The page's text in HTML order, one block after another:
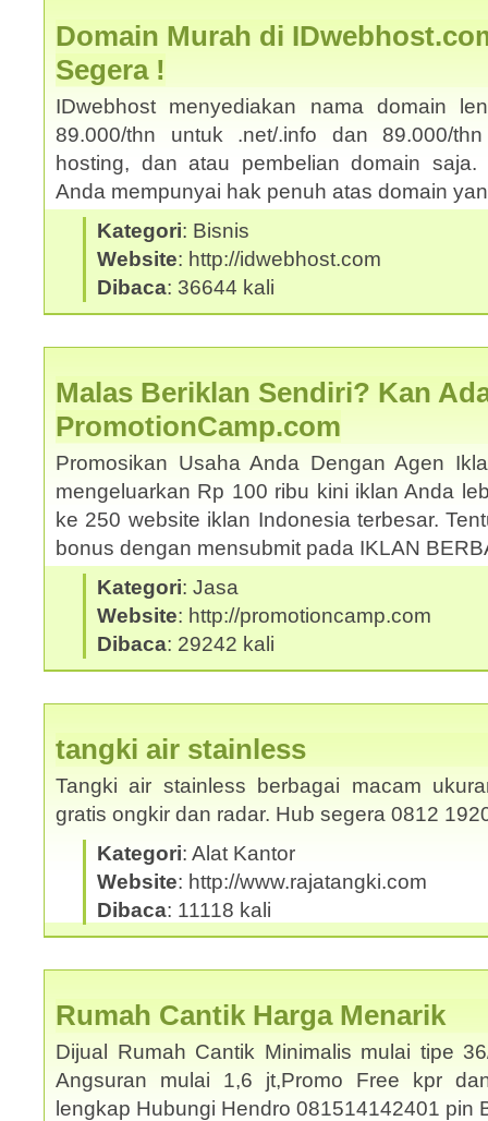
Domain Murah di
Segera !
IDwebhost menyediakan nama domain
89.000/thn untuk .net/.info dan 89.000/
hosting, dan atau pembelian domain saja.
Anda mempunyai hak penuh atas domain
Kategori: Bisnis
Website: http://idwebhost.com
Dibaca: 36644 kali
Malas Beriklan Sendiri? Kan
PromotionCamp.com
Promosikan Usaha Anda Dengan Agen
mengeluarkan Rp 100 ribu kini iklan Anda
ke 250 website iklan Indonesia terbesar.
bonus dengan mensubmit pada IKLAN
Kategori: Jasa
Website: http://promotioncamp.com
Dibaca: 29242 kali
tangki air stainless
Tangki air stainless berbagai macam
gratis ongkir dan radar. Hub segera 0812
Kategori: Alat Kantor
Website: http://www.rajatangki.com
Dibaca: 11118 kali
Rumah Cantik Harga Menarik
Dijual Rumah Cantik Minimalis mulai tipe
Angsuran mulai 1,6 jt,Promo Free kpr
lengkap Hubungi Hendro 081514142401